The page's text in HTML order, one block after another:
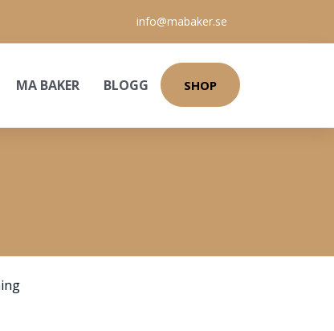
info@mabaker.se
MA BAKER BLOGG SHOP